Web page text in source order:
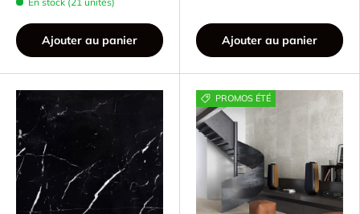
Ajouter au panier Ajouter au panier
PROMOS ÉTÉ